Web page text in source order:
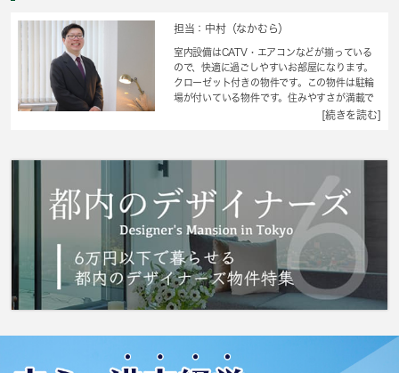
担当：中村（なかむら）
室内設備はCATV・エアコンなどが揃っている
ので、快適に過ごしやすいお部屋になります。
クローゼット付きの物件です。この物件は駐輪
場が付いている物件です。住みやすさが満載で
イチオシのアパートはこちらです。こちらは1K
しをお手伝い致します。まずは当社へご連絡を
[続きを読む]